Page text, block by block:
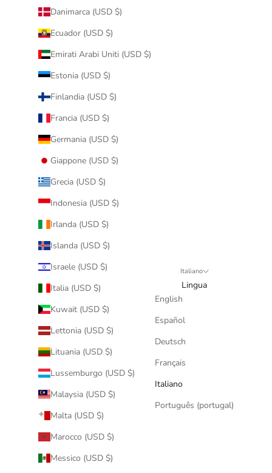
Danimarca (USD $)
Ecuador (USD $)
Emirati Arabi Uniti (USD $)
Estonia (USD $)
Finlandia (USD $)
Francia (USD $)
Germania (USD $)
Giappone (USD $)
Grecia (USD $)
Indonesia (USD $)
Irlanda (USD $)
Islanda (USD $)
Israele (USD $)
Italia (USD $)
Kuwait (USD $)
Lettonia (USD $)
Lituania (USD $)
Lussemburgo (USD $)
Malaysia (USD $)
Malta (USD $)
Marocco (USD $)
Messico (USD $)
Italiano
Lingua
English
Español
Deutsch
Français
Italiano
Português (portugal)